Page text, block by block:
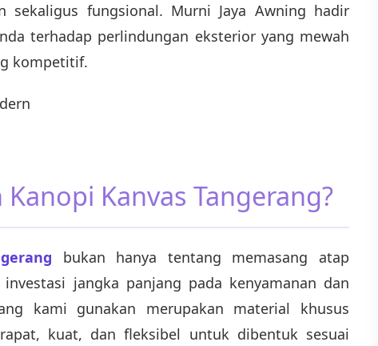
sekaligus fungsional. Murni Jaya Awning hadir
terhadap perlindungan eksterior yang mewah
kompetitif.
Kanvas Tangerang?
bukan hanya tentang memasang atap
jangka panjang pada kenyamanan dan
kami gunakan merupakan material khusus
kuat, dan fleksibel untuk dibentuk sesuai